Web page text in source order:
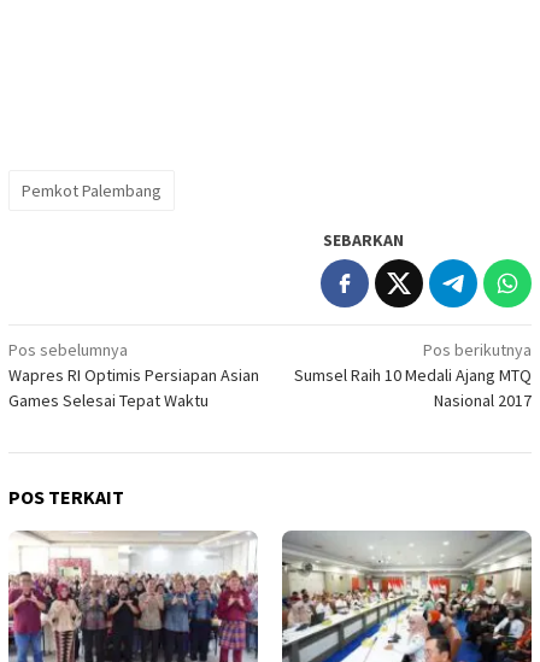
Pemkot Palembang
SEBARKAN
Navigasi
pos
Pos sebelumnya
Wapres RI Optimis Persiapan Asian
Games Selesai Tepat Waktu
Pos berikutnya
Sumsel Raih 10 Medali Ajang MTQ
Nasional 2017
POS TERKAIT